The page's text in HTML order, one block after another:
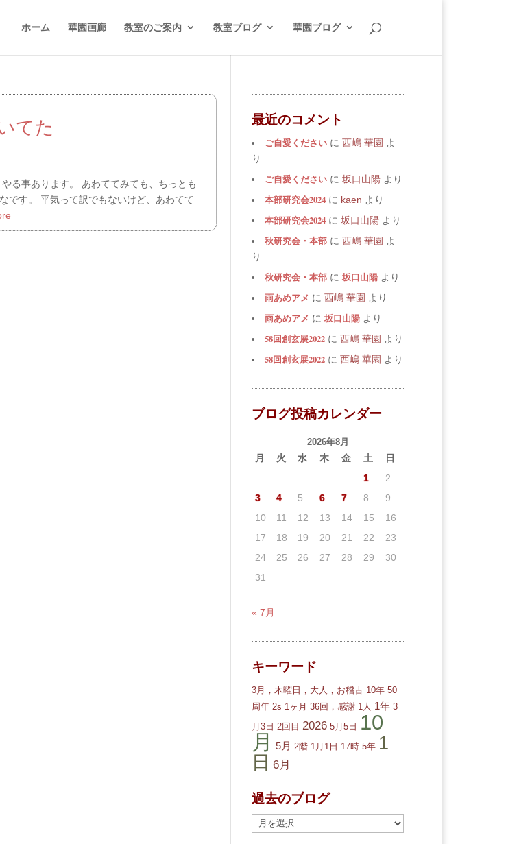
ホーム 華園画廊 教室のご案内 教室ブログ 華園ブログ
てた
る事あります。 あわててみても、ちっとも
です。 平気って訳でもないけど、あわてて
最近のコメント
ご自愛ください に 西嶋 華園 よ
り
ご自愛ください に 坂口山陽 より
本部研究会2024 に kaen より
本部研究会2024 に 坂口山陽 より
秋研究会・本部 に 西嶋 華園 よ
り
秋研究会・本部 に 坂口山陽 より
雨あめアメ に 西嶋 華園 より
雨あめアメ に 坂口山陽 より
58回創玄展2022 に 西嶋 華園 より
58回創玄展2022 に 西嶋 華園 より
ブログ投稿カレンダー
2026年8月
月 火 水 木 金 土
日
1
2
3
4 5 6 7 8
9
10
11 12 13 14 15
16
17
18 19 20 21 22
23
24
25 26 27 28 29
30
31
« 7月
キーワード
3月，木曜日，大人，お稽古 10年 50
周年 2s 1ヶ月 36回，感謝 1人 1年 3
月3日 2回目 2026 5月5日 10
月
5月 2階 1月1日 17時 5年 1
日 6月
過去のブログ
去